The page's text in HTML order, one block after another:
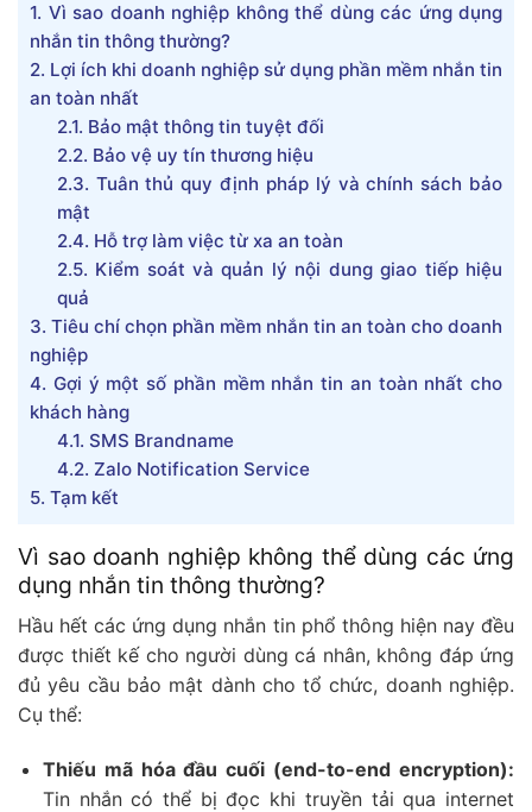
1. Vì sao doanh nghiệp không thể dùng các ứng dụng
nhắn tin thông thường?
2. Lợi ích khi doanh nghiệp sử dụng phần mềm nhắn tin
an toàn nhất
2.1. Bảo mật thông tin tuyệt đối
2.2. Bảo vệ uy tín thương hiệu
2.3. Tuân thủ quy định pháp lý và chính sách bảo
mật
2.4. Hỗ trợ làm việc từ xa an toàn
2.5. Kiểm soát và quản lý nội dung giao tiếp hiệu
quả
3. Tiêu chí chọn phần mềm nhắn tin an toàn cho doanh
nghiệp
4. Gợi ý một số phần mềm nhắn tin an toàn nhất cho
khách hàng
4.1. SMS Brandname
4.2. Zalo Notification Service
5. Tạm kết
Vì sao doanh nghiệp không thể dùng các ứng
dụng nhắn tin thông thường?
Hầu hết các ứng dụng nhắn tin phổ thông hiện nay đều
được thiết kế cho người dùng cá nhân, không đáp ứng
đủ yêu cầu bảo mật dành cho tổ chức, doanh nghiệp.
Cụ thể:
Thiếu mã hóa đầu cuối (end-to-end encryption):
Tin nhắn có thể bị đọc khi truyền tải qua internet